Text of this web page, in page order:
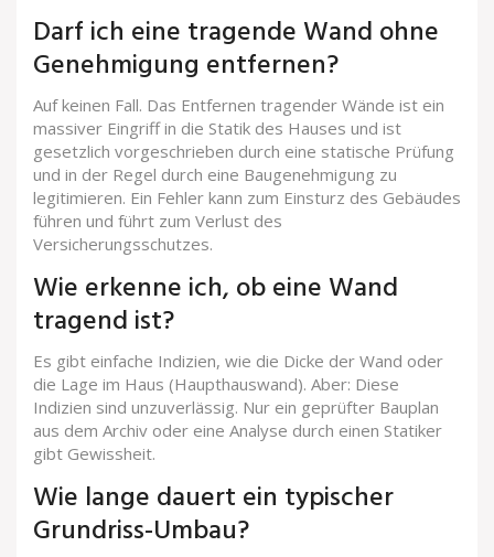
Darf ich eine tragende Wand ohne
Genehmigung entfernen?
Auf keinen Fall. Das Entfernen tragender Wände ist ein
massiver Eingriff in die Statik des Hauses und ist
gesetzlich vorgeschrieben durch eine statische Prüfung
und in der Regel durch eine Baugenehmigung zu
legitimieren. Ein Fehler kann zum Einsturz des Gebäudes
führen und führt zum Verlust des
Versicherungsschutzes.
Wie erkenne ich, ob eine Wand
tragend ist?
Es gibt einfache Indizien, wie die Dicke der Wand oder
die Lage im Haus (Haupthauswand). Aber: Diese
Indizien sind unzuverlässig. Nur ein geprüfter Bauplan
aus dem Archiv oder eine Analyse durch einen Statiker
gibt Gewissheit.
Wie lange dauert ein typischer
Grundriss-Umbau?